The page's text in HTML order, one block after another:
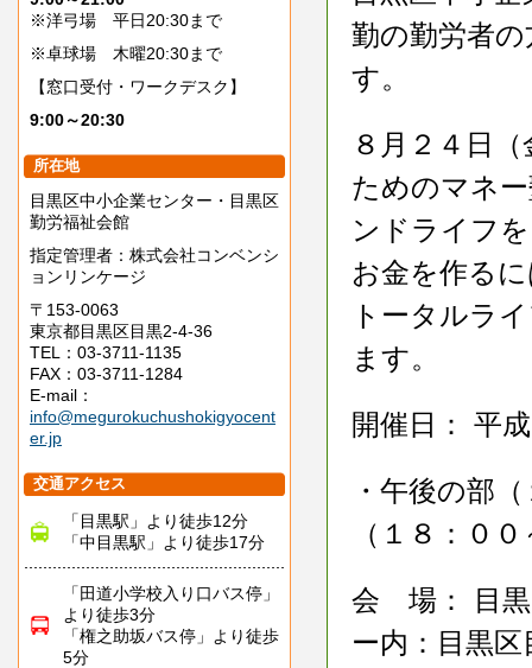
※洋弓場 平日20:30まで
※卓球場 木曜20:30まで
【窓口受付・ワークデスク】
9:00～20:30
所在地
目黒区中小企業センター・目黒区
勤労福祉会館
指定管理者：株式会社コンベンシ
ョンリンケージ
〒153-0063
東京都目黒区目黒2-4-36
TEL：03-3711-1135
FAX：03-3711-1284
E-mail：
info@megurokuchushokigyocent
er.jp
交通アクセス
「目黒駅」より徒歩12分
「中目黒駅」より徒歩17分
「田道小学校入り口バス停」
より徒歩3分
「権之助坂バス停」より徒歩
5分
勤の勤労者
す。
８月２４日
ためのマネ
ンドライフ
お金を作る
トータルラ
ます。
開催日： 平
・午後の部
（１８：０
会 場： 目黒
ー内：目黒区